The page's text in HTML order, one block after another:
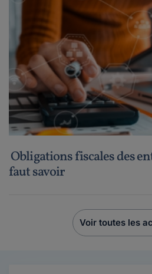
Obligations fiscales des
faut savoir
Voir toutes les